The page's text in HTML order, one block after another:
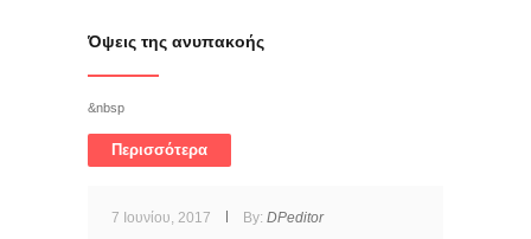
Όψεις της ανυπακοής
&nbsp
Περισσότερα
7 Ιουνίου, 2017 By: DPeditor